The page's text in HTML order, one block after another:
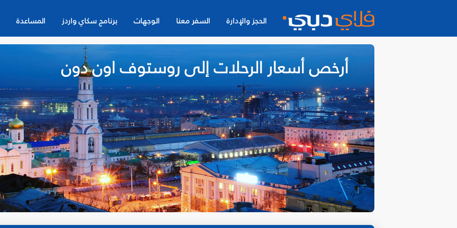
الحجز والإدارة السفر معنا الوجهات برنامج سكاي واردز المساعدة
أرخص أسعار الرحلات إلى روستوف اون دون